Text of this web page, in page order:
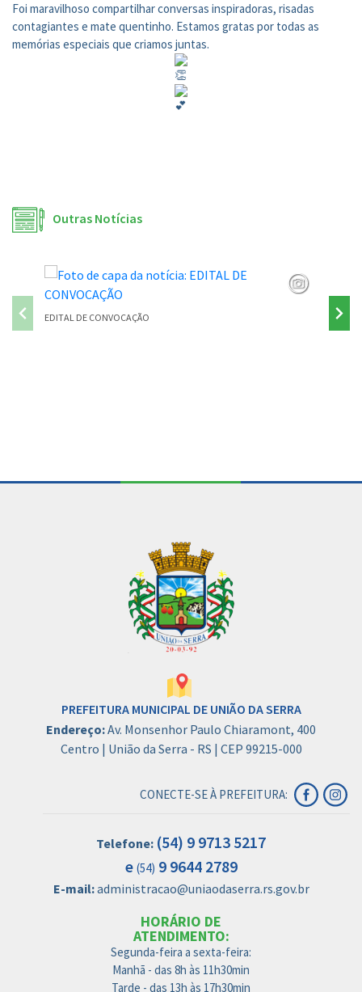
Foi maravilhoso compartilhar conversas inspiradoras, risadas
contagiantes e mate quentinho. Estamos gratas por todas as
memórias especiais que criamos juntas.
Outras Notícias
EDITAL DE CONVOCAÇÃO PONTE
PREFEITURA MUNICIPAL DE UNIÃO DA SERRA
Endereço:Av. Monsenhor Paulo Chiaramont, 400
Centro | União da Serra - RS | CEP 99215-000
CONECTE-SE À PREFEITURA:
Telefone: (54) 9 9713 5217
e (54) 9 9644 2789
E-mail:administracao@uniaodaserra.rs.gov.br
HORÁRIO DE
ATENDIMENTO:
Segunda-feira a sexta-feira:
Manhã - das 8h às 11h30min
Tarde - das 13h às 17h30min